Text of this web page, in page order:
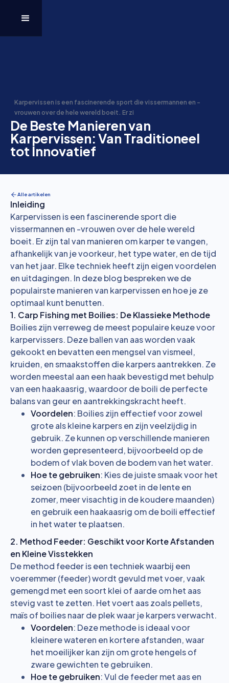
Karpervissen is een fascinerende sport die vissermannen en -
vrouwen over de hele wereld boeit. Er zi
De Beste Manieren van
Karpervissen: Van Traditioneel
tot Innovatief
Alle artikelen
Inleiding
Karpervissen is een fascinerende sport die
vissermannen en -vrouwen over de hele wereld
boeit. Er zijn tal van manieren om karper te vangen,
afhankelijk van je voorkeur, het type water, en de tijd
van het jaar. Elke techniek heeft zijn eigen voordelen
en uitdagingen. In deze blog bespreken we de
populairste manieren van karpervissen en hoe je ze
optimaal kunt benutten.
1. Carp Fishing met Boilies: De Klassieke Methode
Boilies zijn verreweg de meest populaire keuze voor
karpervissers. Deze ballen van aas worden vaak
gekookt en bevatten een mengsel van vismeel,
kruiden, en smaakstoffen die karpers aantrekken. Ze
worden meestal aan een haak bevestigd met behulp
van een haakaasrig, waardoor de boili de perfecte
balans van geur en aantrekkingskracht heeft.
Voordelen: Boilies zijn effectief voor zowel
grote als kleine karpers en zijn veelzijdig in
gebruik. Ze kunnen op verschillende manieren
worden gepresenteerd, bijvoorbeeld op de
bodem of vlak boven de bodem van het water.
Hoe te gebruiken: Kies de juiste smaak voor het
seizoen (bijvoorbeeld zoet in de lente en
zomer, meer visachtig in de koudere maanden)
en gebruik een haakaasrig om de boili effectief
in het water te plaatsen.
2. Method Feeder: Geschikt voor Korte Afstanden
en Kleine Visstekken
De method feeder is een techniek waarbij een
voeremmer (feeder) wordt gevuld met voer, vaak
gemengd met een soort klei of aarde om het aas
stevig vast te zetten. Het voert aas zoals pellets,
maïs of boilies naar de plek waar je karpers verwacht.
Voordelen: Deze methode is ideaal voor
kleinere wateren en kortere afstanden, waar
het moeilijker kan zijn om grote hengels of
zware gewichten te gebruiken.
Hoe te gebruiken: Vul de feeder met aas en